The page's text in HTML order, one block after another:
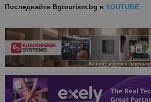
Последвайте Bgtourism.bg в YOUTUBE